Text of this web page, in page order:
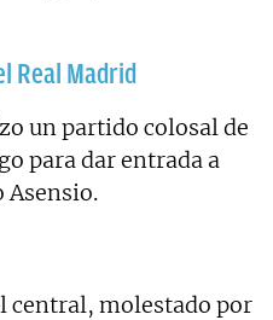
Real Madrid
un partido colosal de
para dar entrada a
Asensio.
central, molestado por